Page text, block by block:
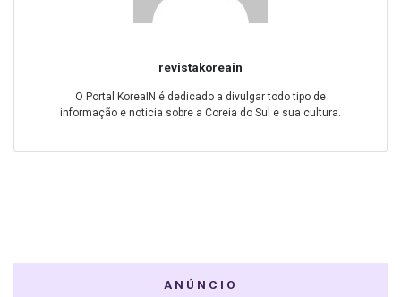
revistakoreain
O Portal KoreaIN é dedicado a divulgar todo tipo de
informação e noticia sobre a Coreia do Sul e sua cultura.
ANÚNCIO